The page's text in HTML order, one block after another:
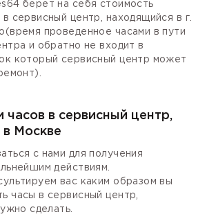
берет на себя стоимость
сервисный центр, находящийся в г.
проведенное часами в пути
и обратно не входит в
который сервисный центр может
часов в сервисный центр,
Москве
с нами для получения
действиям.
вас каким образом вы
часы в сервисный центр,
сделать.